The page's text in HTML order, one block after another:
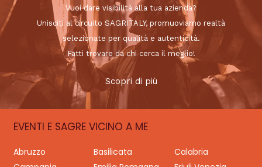
Vuoi dare visibilità alla tua azienda?
Unisciti al circuito SAGRITALY, promuoviamo realtà
selezionate per qualità e autenticità.
Fatti trovare da chi cerca il meglio!
Scopri di più
EVENTI E SAGRE VICINO A ME
Abruzzo Basilicata
Calabria